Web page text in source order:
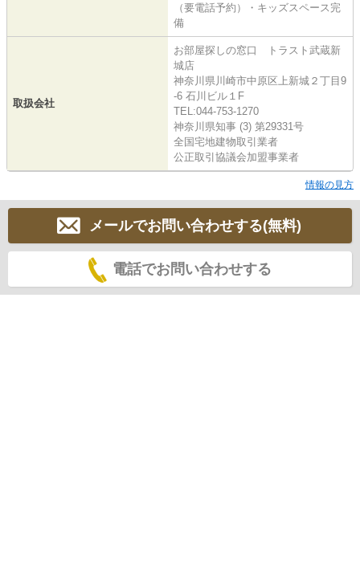
（要電話予約）・キッズスペース完
備
取扱会社
お部屋探しの窓口 トラスト武蔵新
城店
神奈川県川崎市中原区上新城２丁目9
-6 石川ビル１F
TEL:044-753-1270
神奈川県知事 (3) 第29331号
全国宅地建物取引業者
公正取引協議会加盟事業者
情報の見方
メールでお問い合わせする(無料)
電話でお問い合わせする